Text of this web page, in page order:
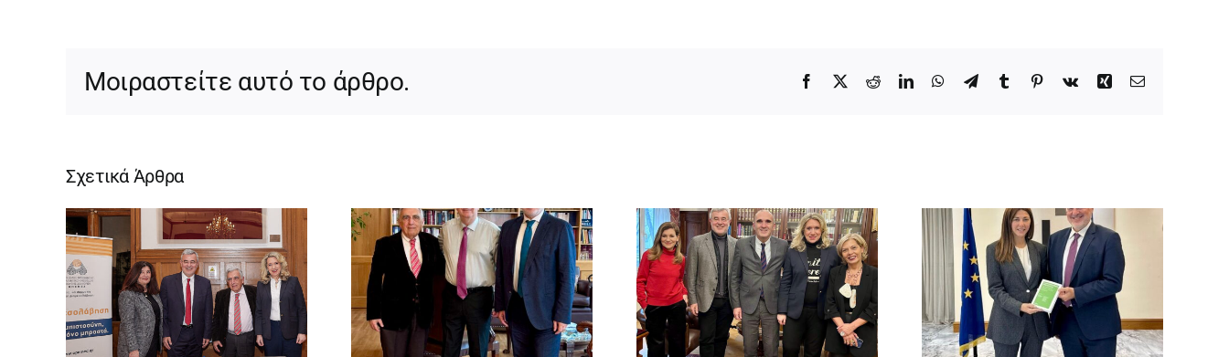
Μοιραστείτε αυτό το άρθρο. Facebook
X RedditLinkedInWhatsApp
TelegramTumblr Pinterest
Vk Xing Email
Σχετικά Άρθρα